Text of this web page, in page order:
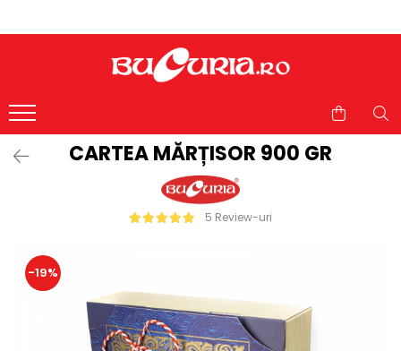
CARTEA MĂRȚISOR 900 GR
5 Review-uri
-19%